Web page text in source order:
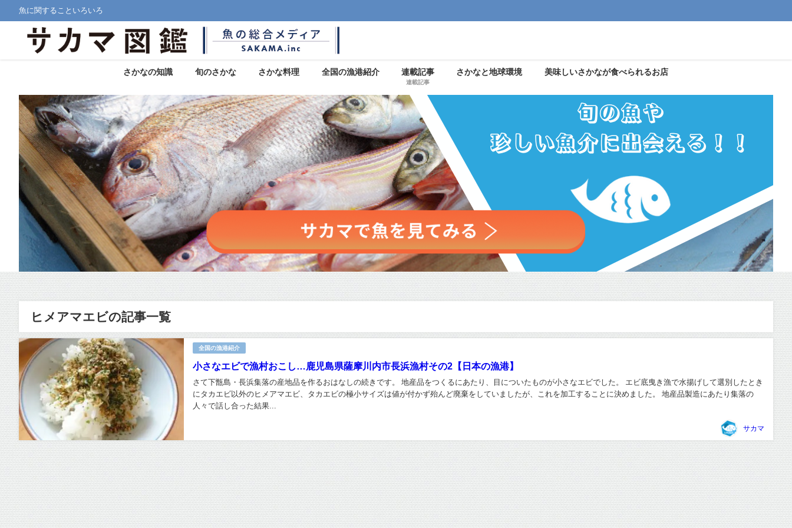
魚に関することいろいろ
さかなの知識 旬のさかな さかな料理 全国の漁港紹介 連載記事
連載記事
さかなと地球環境 美味しいさかなが食べられるお店
ヒメアマエビの記事一覧
全国の漁港紹介
小さなエビで漁村おこし…鹿児島県薩摩川内市長浜漁村その2【日本の漁港】
さて下甑島・長浜集落の産地品を作るおはなしの続きです。 地産品をつくるにあたり、目についたものが小さなエビでした。 エビ底曳き漁で水揚げして選別したとき
にタカエビ以外のヒメアマエビ、タカエビの極小サイズは値が付かず殆んど廃棄をしていましたが、これを加工することに決めました。 地産品製造にあたり集落の
人々で話し合った結果...
サカマ